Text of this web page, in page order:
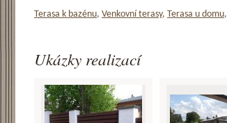
Terasa k bazénu, Venkovní terasy, Terasa u domu,
Ukázky realizací